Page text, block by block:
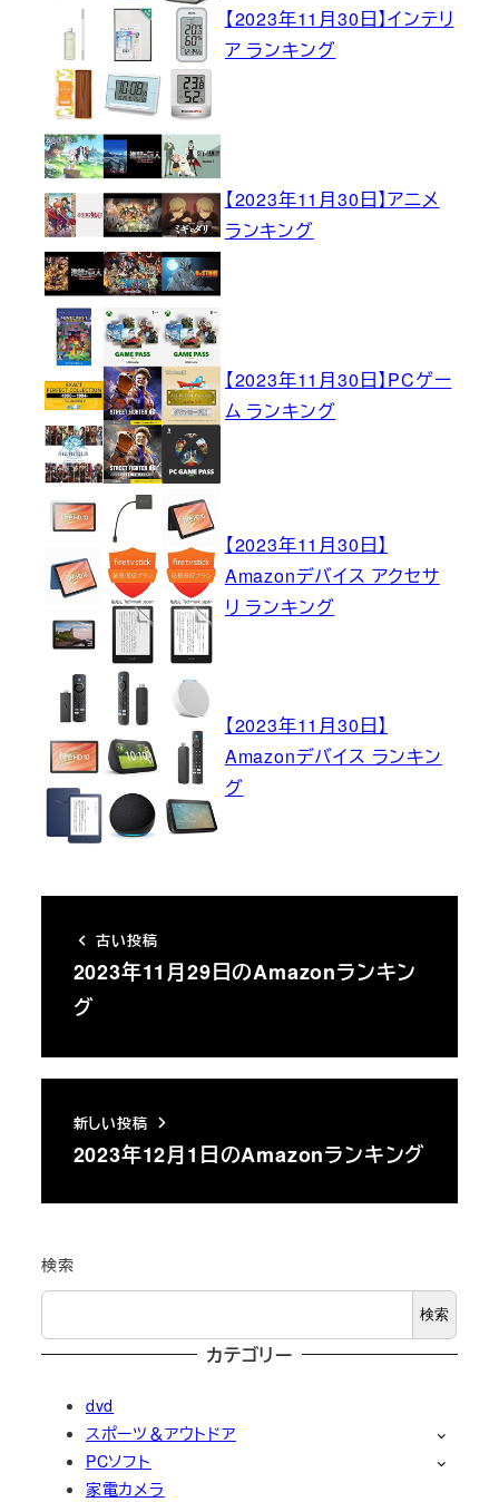
【2023年11月30日】インテリ
ア ランキング
【2023年11月30日】アニメ
ランキング
【2023年11月30日】PCゲー
ム ランキング
【2023年11月30日】
Amazonデバイス アクセサ
リ ランキング
【2023年11月30日】
Amazonデバイス ランキン
グ
古い投稿
2023年11月29日のAmazonランキン
グ
新しい投稿
2023年12月1日のAmazonランキング
検索
検索
カテゴリー
dvd
スポーツ＆アウトドア
PCソフト
家電カメラ